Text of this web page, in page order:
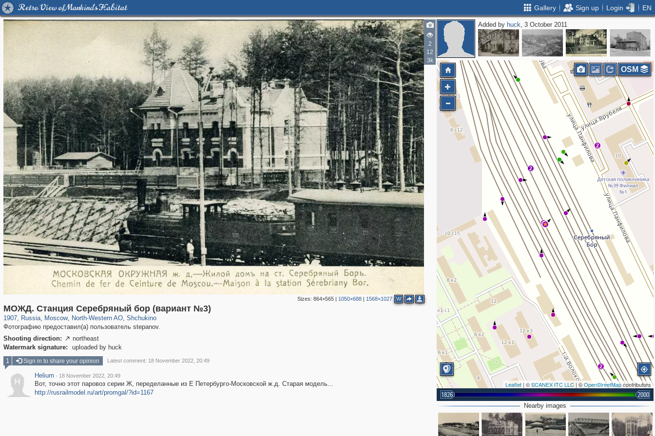
Retro View of Mankind's Habitat Gallery Sign up Login EN
2
12
3k
Sizes: 864×565| 1050×688| 1568×1027 W
МОЖД. Станция Серебряный бор (вариант №3)
1907, Russia
1,407,212 29,248
, Moscow
319,878 8,286
, North-Western AO
8,080 112
, Shchukino
1,167 22
Фотографию предоставил(а) пользователь stepanov.
Shooting direction:  northeast
Watermark signature:
uploaded by huck
Added by huck, 3 October 2011
3
2
2
3
2
Leaflet | ©SCANEX ITC LLC | ©OpenStreetMapcontributors
1826 2000
OSM
Nearby images
1 Sign in to share your opinion Latest comment: 18 November 2022, 20:49
H
Helium · 18 November 2022, 20:49
Вот, точно этот паровоз серии Ж, переделанные из Е Петербурго-Московской ж.д. Старая модель...
http://rusrailmodel.ru/art/promgal/?id=1167